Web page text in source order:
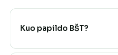
Kuo papildo BŠT?